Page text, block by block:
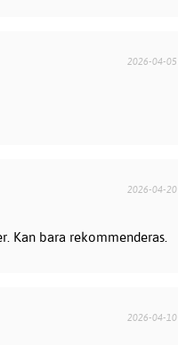
2026-04-05
2026-04-20
Kan bara rekommenderas.
2026-04-10